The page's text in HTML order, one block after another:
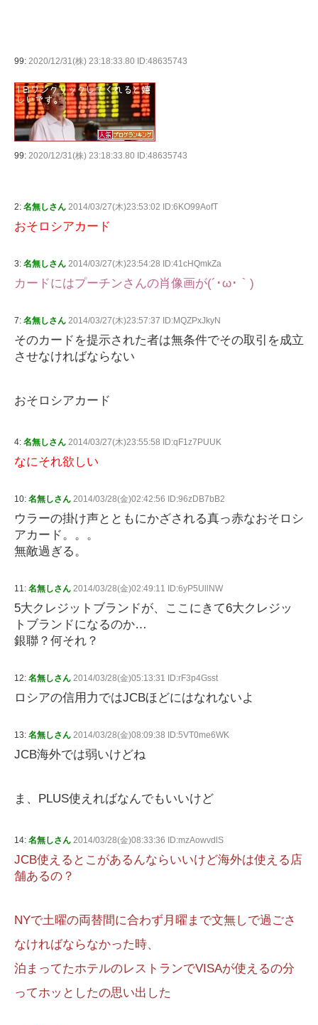
99: 2020/12/31(株) 23:18:33.80 ID:48635743
99: 2020/12/31(株) 23:18:33.80 ID:48635743
2: 名無しさん 2014/03/27(木)23:53:02 ID:6KO99AofT
おそロシアカード
3: 名無しさん 2014/03/27(木)23:54:28 ID:41cHQmkZa
カードにはプーチンさんの肖像画が(´･ω･｀)
7: 名無しさん 2014/03/27(木)23:57:37 ID:MQZPxJkyN
そのカードを提示された者は無条件でその取引を成立
させなければならない
おそロシアカード
4: 名無しさん 2014/03/27(木)23:55:58 ID:qF1z7PUUK
なにそれ欲しい
10: 名無しさん 2014/03/28(金)02:42:56 ID:96zDB7bB2
ウラーの掛け声とともにかざされる真っ赤なおそロシ
アカード。。。
無敵過ぎる。
11: 名無しさん 2014/03/28(金)02:49:11 ID:6yP5UllNW
5大クレジットブランドが、ここにきて6大クレジッ
トブランドになるのか…
銀聯？何それ？
12: 名無しさん 2014/03/28(金)05:13:31 ID:rF3p4Gsst
ロシアの信用力ではJCBほどにはなれないよ
13: 名無しさん 2014/03/28(金)08:09:38 ID:5VT0me6WK
JCB海外では弱いけどね
ま、PLUS使えればなんでもいいけど
14: 名無しさん 2014/03/28(金)08:33:36 ID:mzAowvdlS
JCB使えるとこがあるんならいいけど海外は使える店
舗あるの？
NYで土曜の両替間に合わず月曜まで文無しで過ごさ
なければならなかった時、
泊まってたホテルのレストランでVISAが使えるの分
ってホッとしたの思い出した